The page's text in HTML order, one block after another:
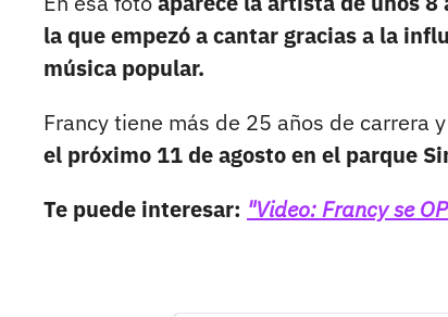
la que empezó a cantar gracias a la
música popular.
Francy tiene más de 25 años de carrera
el próximo 11 de agosto en el parque
Te puede interesar: "Video: Francy se